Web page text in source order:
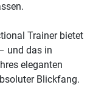
Trainer bietet
und das in
eleganten
Blickfang.